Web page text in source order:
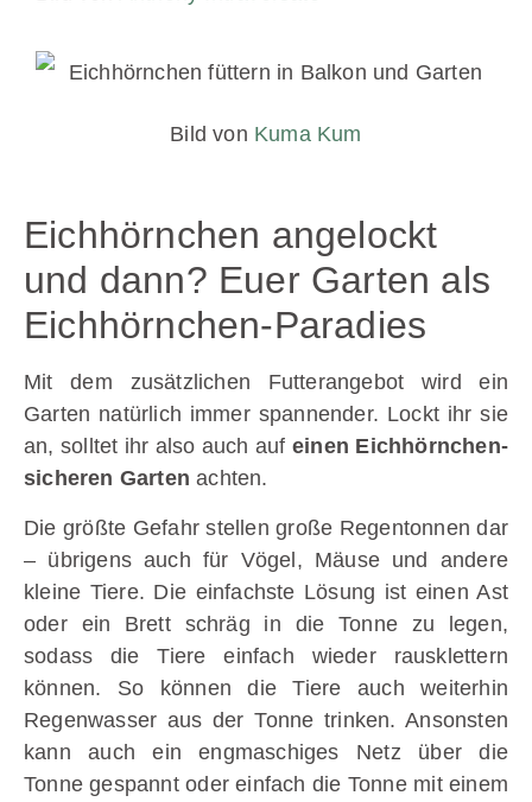
Bild von Kuma Kum
Eichhörnchen angelockt
und dann? Euer Garten als
Eichhörnchen-Paradies
Mit dem zusätzlichen Futterangebot wird ein
Garten natürlich immer spannender. Lockt ihr sie
an, solltet ihr also auch aufeinen Eichhörnchen-
sicheren Garten achten.
Die größte Gefahr stellen große Regentonnen dar
– übrigens auch für Vögel, Mäuse und andere
kleine Tiere. Die einfachste Lösung ist einen Ast
oder ein Brett schräg in die Tonne zu legen,
sodass die Tiere einfach wieder rausklettern
können. So können die Tiere auch weiterhin
Regenwasser aus der Tonne trinken. Ansonsten
kann auch ein engmaschiges Netz über die
Tonne gespannt oder einfach die Tonne mit einem